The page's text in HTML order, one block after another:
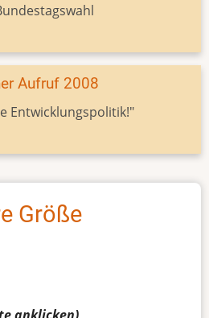
Aufruf 2008
Entwicklungspolitik!"
Größe